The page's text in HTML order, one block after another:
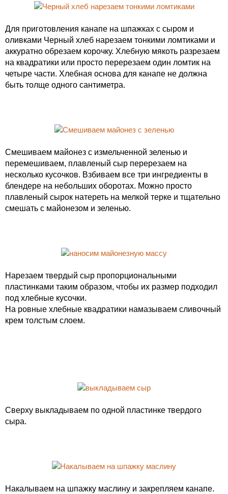
Для приготовления канапе на шпажках с сыром и
оливками Черный хлеб нарезаем тонкими ломтиками и
аккуратно обрезаем корочку. Хлебную мякоть разрезаем
на квадратики или просто перерезаем один ломтик на
четыре части. Хлебная основа для канапе не должна
быть толще одного сантиметра.
Смешиваем майонез с измельченной зеленью и
перемешиваем, плавленый сыр перерезаем на
несколько кусочков. Взбиваем все три ингредиенты в
блендере на небольших оборотах. Можно просто
плавленый сырок натереть на мелкой терке и тщательно
смешать с майонезом и зеленью.
Нарезаем твердый сыр пропорциональными
пластинками таким образом, чтобы их размер подходил
под хлебные кусочки.
На ровные хлебные квадратики намазываем сливочный
крем толстым слоем.
Сверху выкладываем по одной пластинке твердого
сыра.
Накалываем на шпажку маслину и закрепляем канапе.